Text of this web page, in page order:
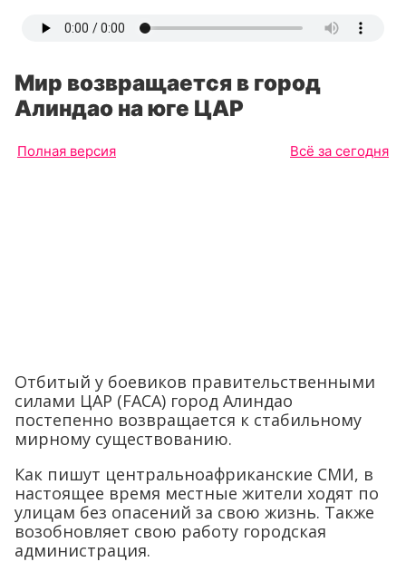
Мир возвращается в город
Алиндао на юге ЦАР
Полная версия Всё за сегодня
Отбитый у боевиков правительственными
силами ЦАР (FACA) город Алиндао
постепенно возвращается к стабильному
мирному существованию.
Как пишут центральноафриканские СМИ, в
настоящее время местные жители ходят по
улицам без опасений за свою жизнь. Также
возобновляет свою работу городская
администрация.